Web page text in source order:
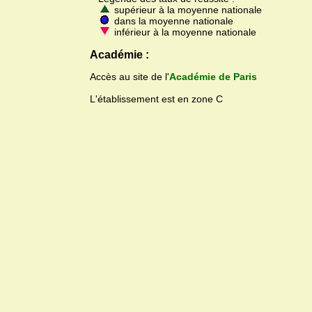
supérieur à la moyenne nationale
dans la moyenne nationale
inférieur à la moyenne nationale
Académie :
Accès au site de l'Académie de Paris
L'établissement est en zone C